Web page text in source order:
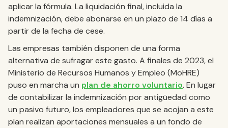
aplicar la fórmula. La liquidación final, incluida la
indemnización, debe abonarse en un plazo de 14 días a
partir de la fecha de cese.
Las empresas también disponen de una forma
alternativa de sufragar este gasto. A finales de 2023, el
Ministerio de Recursos Humanos y Empleo (MoHRE)
puso en marcha un plan de ahorro voluntario. En lugar
de contabilizar la indemnización por antigüedad como
un pasivo futuro, los empleadores que se acojan a este
plan realizan aportaciones mensuales a un fondo de